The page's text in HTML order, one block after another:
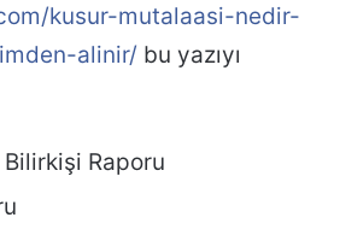
kusur-mutalaasi-nedir-
alinir/ bu yazıyı
Bilirkişi Raporu